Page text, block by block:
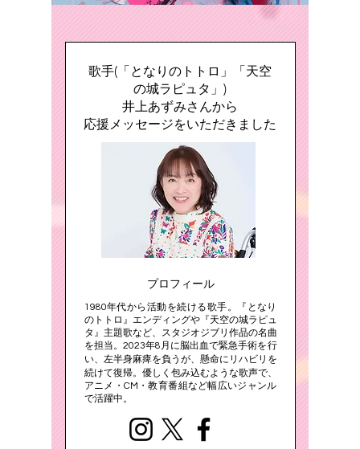
歌手(「となりのトトロ」「天空
の城ラピュタ」)
井上あずみさんから
応援メッセージをいただきました
​​プロフィール​
1980年代から活動を続ける歌手。『となり
のトトロ』エンディングや『天空の城ラピュ
タ』主題歌など、スタジオジブリ作品の名曲
を担当。2023年8月に脳出血で緊急手術を行
い、左半身麻痺を負うが、懸命に リハビリを
続けて復帰。
優しく包み込むような歌声で、
アニメ・CM・教育番組など幅広いジャンル
で活躍中。